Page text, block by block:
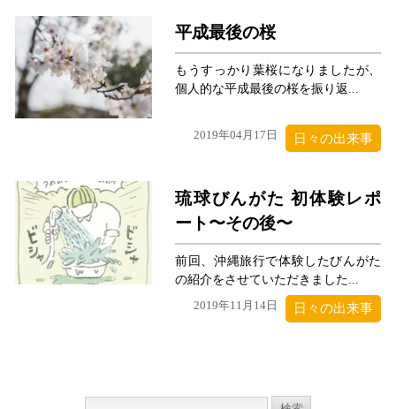
平成最後の桜
もうすっかり葉桜になりましたが、
個人的な平成最後の桜を振り返...
2019年04月17日 日々の出来事
琉球びんがた 初体験レポ
ート〜その後〜
前回、沖縄旅行で体験したびんがた
の紹介をさせていただきました...
2019年11月14日 日々の出来事
検